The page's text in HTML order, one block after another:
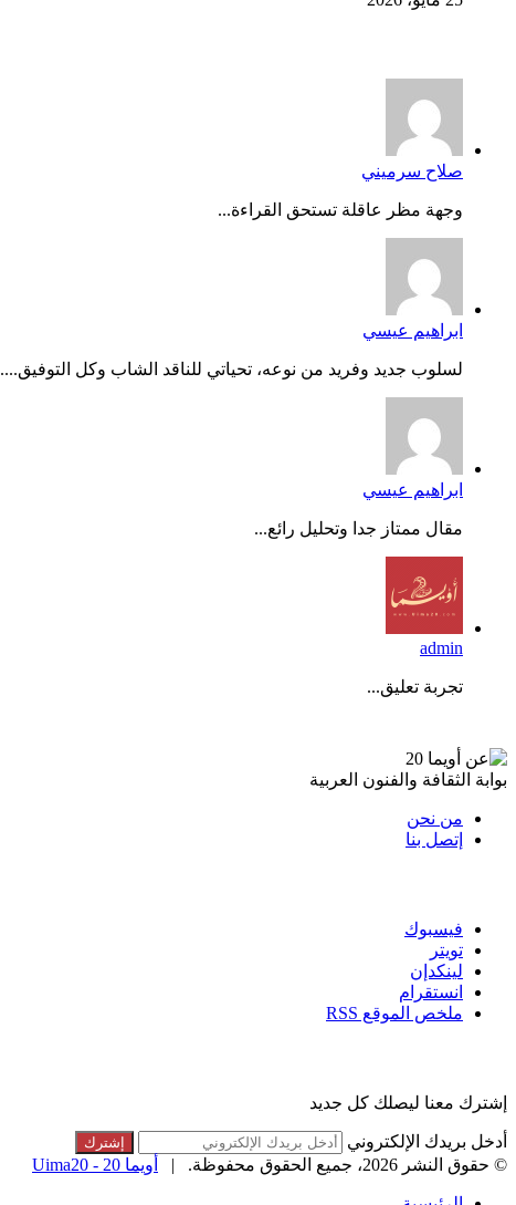
صلاح سرميني
وجهة مظر عاقلة تستحق القراءة...
ابراهيم عيسي
لسلوب جديد وفريد من نوعه، تحياتي للناقد الشاب وكل التوفيق....
ابراهيم عيسي
مقال ممتاز جدا وتحليل رائع...
admin
تجربة تعليق...
بوابة الثقافة والفنون العربية
من نحن
إتصل بنا
فيسبوك
تويتر
لينكدإن
انستقرام
ملخص الموقع RSS
إشترك معنا ليصلك كل جديد
أدخل بريدك الإلكتروني
© حقوق النشر 2026، جميع الحقوق محفوظة. |
أويما 20 - Uima20